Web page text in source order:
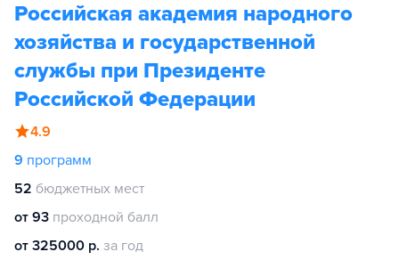
Российская академия народного
хозяйства и государственной
службы при Президенте
Российской Федерации
4.9
9 программ
52 бюджетных мест
от 93 проходной балл
от 325000 р. за год